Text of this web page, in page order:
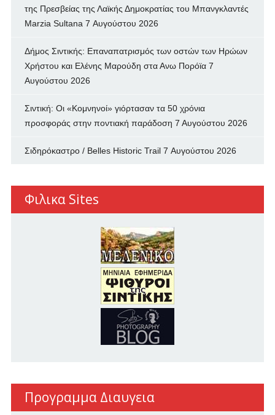
της Πρεσβείας της Λαϊκής Δημοκρατίας του Μπανγκλαντές
Marzia Sultana 7 Αυγούστου 2026
Δήμος Σιντικής: Επαναπατρισμός των oστών των Ηρώων
Χρήστου και Ελένης Μαρούδη στα Ανω Πορόϊα 7
Αυγούστου 2026
Σιντική: Οι «Κομνηνοί» γιόρτασαν τα 50 χρόνια
προσφοράς στην ποντιακή παράδοση 7 Αυγούστου 2026
Σιδηρόκαστρο / Belles Historic Trail 7 Αυγούστου 2026
Φιλικα Sites
Προγραμμα Διαυγεια